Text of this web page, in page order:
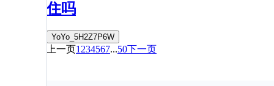
住吗
YoYo_5H2Z7P6W
上一页1 234567...50下一页